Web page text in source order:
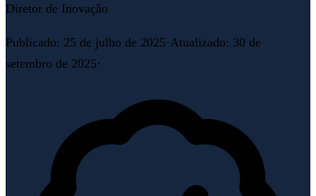
Diretor de Inovação
Publicado: 25 de julho de 2025· Atualizado: 30 de
setembro de 2025·